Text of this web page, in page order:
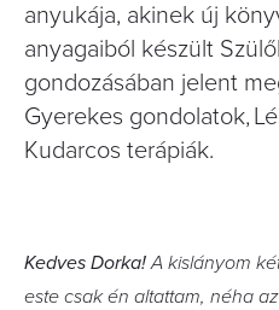
anyukája, akinek új
anyagaiból készült
gondozásában jelent
Gyerekes gondolatok,
Kudarcos terápiák.
Kedves Dorka!A kislányom
este csak én altattam, néha